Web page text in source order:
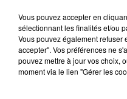
Vous pouvez accepter en
sélectionnant les finalités et/ou
Vous pouvez également
accepter". Vos préférences ne
pouvez mettre à jour vos choix,
moment via le lien "Gérer les